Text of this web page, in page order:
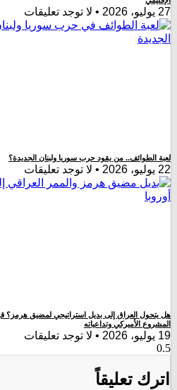
لا توجد تعليقات
من يقود حرب سوريا ولبنان الجديدة؟
لا توجد تعليقات
العراق إلى بديل استراتيجي لمضيق هرمز؟ قراءة في
الأميركي وتداعياته
لا توجد تعليقات
تعليقاً